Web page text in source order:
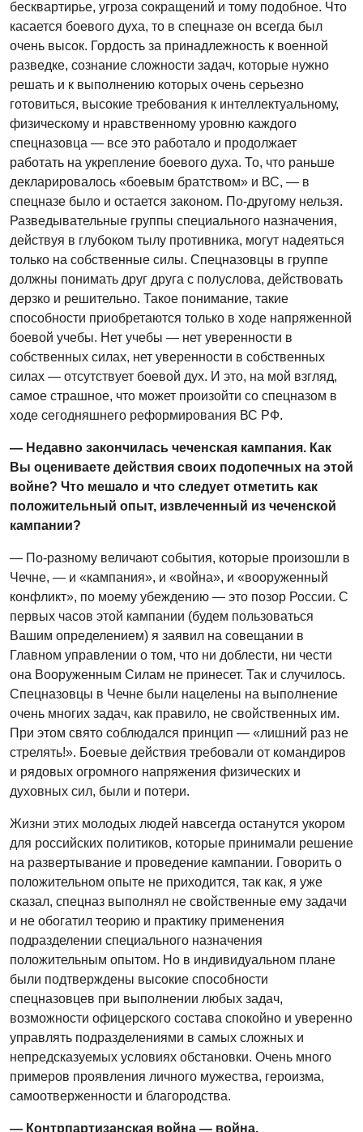
бесквартирье, угроза сокращений и тому подобное. Что
касается боевого духа, то в спецназе он всегда был
очень высок. Гордость за принадлежность к военной
разведке, сознание сложности задач, которые нужно
решать и к выполнению которых очень серьезно
готовиться, высокие требования к интеллектуальному,
физическому и нравственному уровню каждого
спецназовца — все это работало и продолжает
работать на укрепление боевого духа. То, что раньше
декларировалось «боевым братством» и ВС, — в
спецназе было и остается законом. По-другому нельзя.
Разведывательные группы специального назначения,
действуя в глубоком тылу противника, могут надеяться
только на собственные силы. Спецназовцы в группе
должны понимать друг друга с полуслова, действовать
дерзко и решительно. Такое понимание, такие
способности приобретаются только в ходе напряженной
боевой учебы. Нет учебы — нет уверенности в
собственных силах, нет уверенности в собственных
силах — отсутствует боевой дух. И это, на мой взгляд,
самое страшное, что может произойти со спецназом в
ходе сегодняшнего реформирования ВС РФ.
— Недавно закончилась чеченская кампания. Как
Вы оцениваете действия своих подопечных на этой
войне? Что мешало и что следует отметить как
положительный опыт, извлеченный из чеченской
кампании?
— По-разному величают события, которые произошли в
Чечне, — и «кампания», и «война», и «вооруженный
конфликт», по моему убеждению — это позор России. С
первых часов этой кампании (будем пользоваться
Вашим определением) я заявил на совещании в
Главном управлении о том, что ни доблести, ни чести
она Вооруженным Силам не принесет. Так и случилось.
Спецназовцы в Чечне были нацелены на выполнение
очень многих задач, как правило, не свойственных им.
При этом свято соблюдался принцип — «лишний раз не
стрелять!». Боевые действия требовали от командиров
и рядовых огромного напряжения физических и
духовных сил, были и потери.
Жизни этих молодых людей навсегда останутся укором
для российских политиков, которые принимали решение
на развертывание и проведение кампании. Говорить о
положительном опыте не приходится, так как, я уже
сказал, спецназ выполнял не свойственные ему задачи
и не обогатил теорию и практику применения
подразделении специального назначения
положительным опытом. Но в индивидуальном плане
были подтверждены высокие способности
спецназовцев при выполнении любых задач,
возможности офицерского состава спокойно и уверенно
управлять подразделениями в самых сложных и
непредсказуемых условиях обстановки. Очень много
примеров проявления личного мужества, героизма,
самоотверженности и благородства.
— Контрпартизанская война — война,